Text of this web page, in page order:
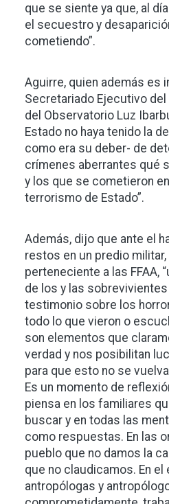
que se siente ya que, al
el secuestro y
cometiendo”.
Aguirre, quien además es
Secretariado Ejecutivo del
del Observatorio Luz
Estado no haya tenido la
como era su deber- de
crímenes aberrantes qué
y los que se cometieron
terrorismo de Estado”.
Además, dijo que ante el
restos en un predio
perteneciente a las FFAA,
de los y las
testimonio sobre los
todo lo que vieron o
son elementos que
verdad y nos posibilitan
para que esto no se
Es un momento de
piensa en los familiares
buscar y en todas las
como respuestas. En las
pueblo que no damos la
que no claudicamos. En el
antropólogas y